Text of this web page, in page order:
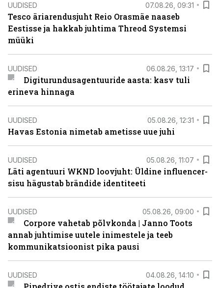
UUDISED 07.08.26, 09:31
Tesco äriarendusjuht Reio Orasmäe naaseb
Eestisse ja hakkab juhtima Threod Systemsi
müüki
UUDISED 06.08.26, 13:17
Digiturundusagentuuride aasta: kasv tuli
erineva hinnaga
UUDISED 05.08.26, 12:31
Havas Estonia nimetab ametisse uue juhi
UUDISED 05.08.26, 11:07
Läti agentuuri WKND loovjuht: Üldine influencer-
sisu hägustab brändide identiteeti
UUDISED 05.08.26, 09:00
Corpore vahetab põlvkonda | Janno Toots
annab juhtimise uutele inimestele ja teeb
kommunikatsioonist pika pausi
UUDISED 04.08.26, 14:10